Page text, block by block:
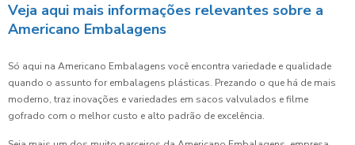
Veja aqui mais informações relevantes sobre a
Americano Embalagens
Só aqui na Americano Embalagens você encontra variedade e qualidade
quando o assunto for embalagens plásticas. Prezando o que há de mais
moderno, traz inovações e variedades em sacos valvulados e filme
gofrado com o melhor custo e alto padrão de excelência.